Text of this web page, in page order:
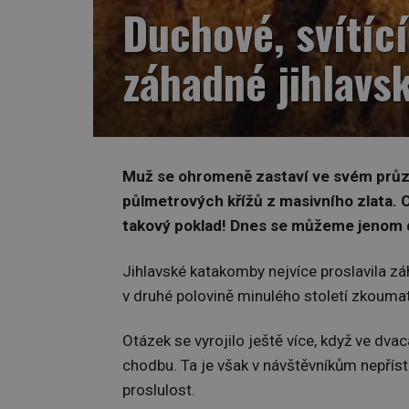
Duchové,
záhadné
Muž se ohromeně zastaví ve svém
půlmetrových křížů z masivního zlata.
takový poklad! Dnes se můžeme
Jihlavské katakomby nejvíce proslavila
v druhé polovině minulého století
Otázek se vyrojilo ještě více, když ve
chodbu. Ta je však v návštěvníkům
proslulost.